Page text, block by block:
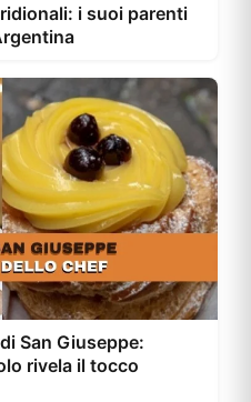
i suoi parenti
San Giuseppe:
rivela il tocco